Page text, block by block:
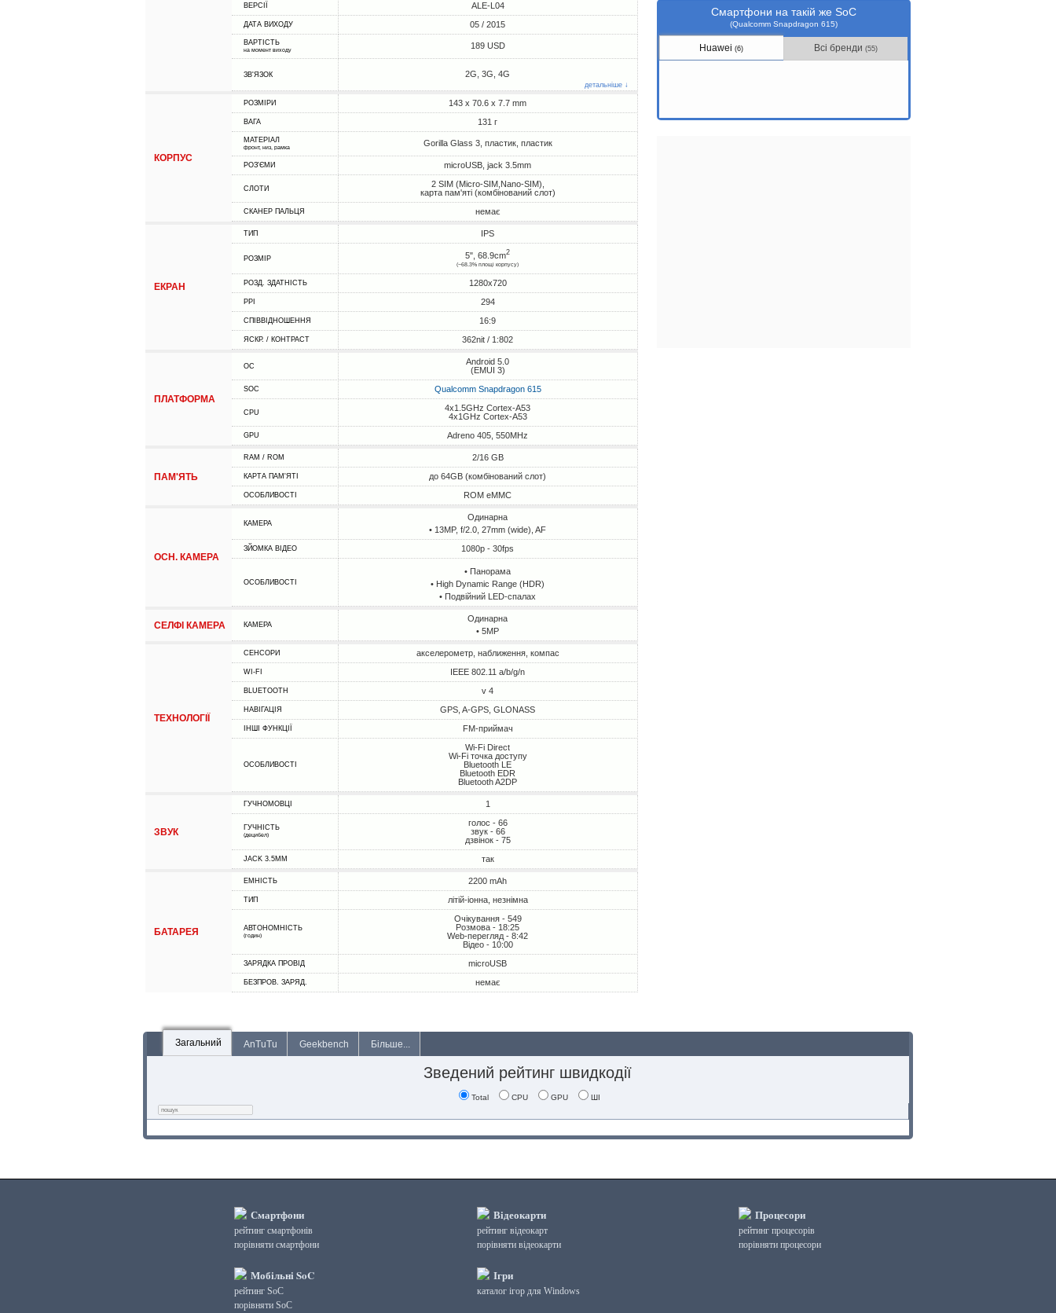
ВЕРСІЇ ALE-L04
ДАТА ВИХОДУ 05 / 2015
ВАРТІСТЬ
на момент виходу 189 USD
ЗВ'ЯЗОК 2G, 3G, 4G
детальніше ↓
КОРПУС
РОЗМІРИ 143 x 70.6 x 7.7 mm
ВАГА 131 г
МАТЕРІАЛ
фронт, низ, рамка Gorilla Glass 3, пластик, пластик
РОЗ'ЄМИ microUSB, jack 3.5mm
СЛОТИ
2 SIM (Micro-SIM,Nano-SIM),
карта пам'яті (комбінований слот)
СКАНЕР ПАЛЬЦЯ немає
ЕКРАН
ТИП IPS
РОЗМІР 5", 68.9cm2
(~68.3% площі корпусу)
РОЗД. ЗДАТНІСТЬ 1280x720
PPI 294
СПІВВІДНОШЕННЯ 16:9
ЯСКР. / КОНТРАСТ 362nit / 1:802
ПЛАТФОРМА
ОС
Android 5.0
(EMUI 3)
SOC Qualcomm Snapdragon 615
CPU
4x1.5GHz Cortex-A53
4x1GHz Cortex-A53
GPU Adreno 405, 550MHz
ПАМ'ЯТЬ
RAM / ROM 2/16 GB
КАРТА ПАМ'ЯТІ до 64GB (комбінований слот)
ОСОБЛИВОСТІ ROM eMMC
ОСН. КАМЕРА
КАМЕРА
Одинарна
• 13MP, f/2.0, 27mm (wide), AF
ЗЙОМКА ВІДЕО 1080p - 30fps
ОСОБЛИВОСТІ
• Панорама
• High Dynamic Range (HDR)
• Подвійний LED-спалах
СЕЛФІ КАМЕРА КАМЕРА
Одинарна
• 5MP
ТЕХНОЛОГІЇ
СЕНСОРИ акселерометр, наближення, компас
WI-FI IEEE 802.11 a/b/g/n
BLUETOOTH v 4
НАВІГАЦІЯ GPS, A-GPS, GLONASS
ІНШІ ФУНКЦІЇ FM-приймач
ОСОБЛИВОСТІ
Wi-Fi Direct
Wi-Fi точка доступу
Bluetooth LE
Bluetooth EDR
Bluetooth A2DP
ЗВУК
ГУЧНОМОВЦІ 1
ГУЧНІСТЬ
(децибел)
голос - 66
звук - 66
дзвінок - 75
JACK 3.5MM так
БАТАРЕЯ
ЕМНІСТЬ 2200 mAh
ТИП літій-іонна, незнімна
АВТОНОМНІСТЬ
(годин)
Очікування - 549
Розмова - 18:25
Web-перегляд - 8:42
Відео - 10:00
ЗАРЯДКА ПРОВІД microUSB
БЕЗПРОВ. ЗАРЯД. немає
Смартфони на такій же SoC
(Qualcomm Snapdragon 615)
Huawei(6) Всі бренди (55)
Загальний AnTuTu Geekbench Більше...
Зведений рейтинг швидкодії
Total CPU GPU ШІ
Смартфони
рейтинг смартфонів
порівняти смартфони
Мобільні SoC
рейтинг SoC
порівняти SoC
Відеокарти
рейтинг відеокарт
порівняти відеокарти
Ігри
каталог ігор для Windows
Процесори
рейтинг процесорів
порівняти процесори